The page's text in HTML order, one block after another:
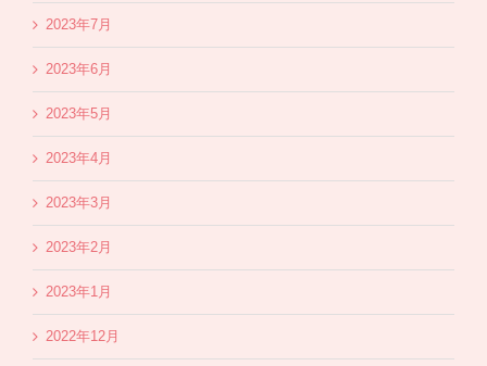
2023年7月
2023年6月
2023年5月
2023年4月
2023年3月
2023年2月
2023年1月
2022年12月